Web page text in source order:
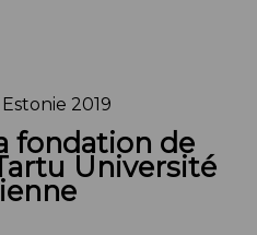
2019
fondation de
Université